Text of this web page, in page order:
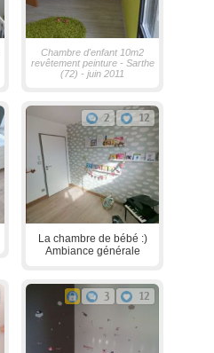
Chambre d'enfant 10m2
revêtement peinture - Sarthe
(72) - juin 2011
2 12
La chambre de bébé :)
Ambiance générale
3 12